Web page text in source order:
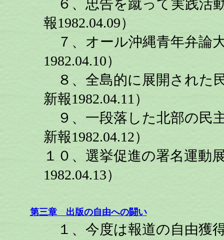
６、忠告を蹴って実践活
報1982.04.09）
７、オール沖縄青年弁論
1982.04.10）
８、全島的に展開された
新報1982.04.11）
９、一段落した北部の民
新報1982.04.12）
１０、選挙促進の署名運動
1982.04.13）
第三章 出版の自由への闘い
１、今度は報道の自由獲